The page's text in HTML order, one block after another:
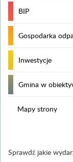
BIP
Gospodarka
Inwestycje
Gmina w
Mapy strony
Sprawdź jakie